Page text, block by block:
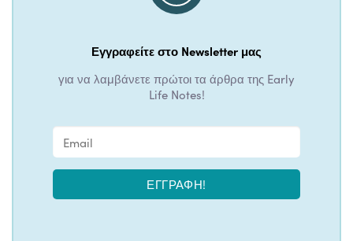
Εγγραφείτε στο Newsletter μας
για να λαμβάνετε πρώτοι τα άρθρα της Early
Life Notes!
ΕΓΓΡΑΦΉ!